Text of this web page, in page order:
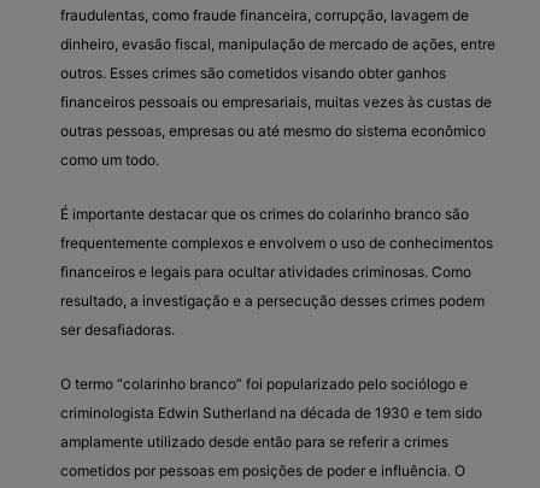
fraudulentas, como fraude financeira, corrupção, lavagem de
dinheiro, evasão fiscal, manipulação de mercado de ações, entre
outros. Esses crimes são cometidos visando obter ganhos
financeiros pessoais ou empresariais, muitas vezes às custas de
outras pessoas, empresas ou até mesmo do sistema econômico
como um todo.
É importante destacar que os crimes do colarinho branco são
frequentemente complexos e envolvem o uso de conhecimentos
financeiros e legais para ocultar atividades criminosas. Como
resultado, a investigação e a persecução desses crimes podem
ser desafiadoras.
O termo “colarinho branco” foi popularizado pelo sociólogo e
criminologista Edwin Sutherland na década de 1930 e tem sido
amplamente utilizado desde então para se referir a crimes
cometidos por pessoas em posições de poder e influência. O